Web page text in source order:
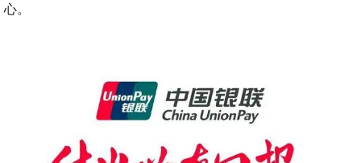
心。